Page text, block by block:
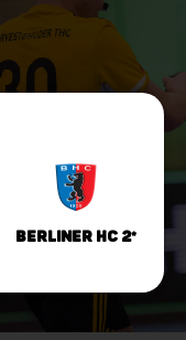
Berliner HC 2*